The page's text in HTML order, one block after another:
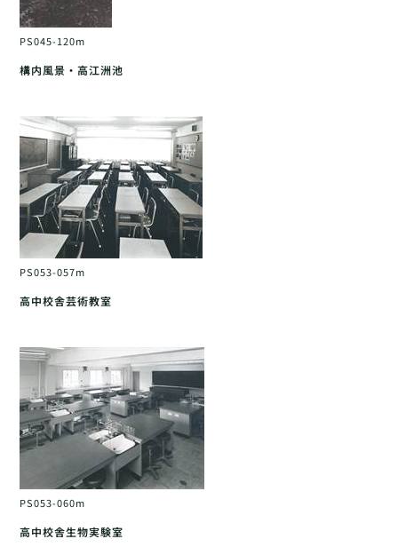
PS045-120m
構内風景・高江洲池
PS053-057m
高中校舎芸術教室
PS053-060m
高中校舎生物実験室